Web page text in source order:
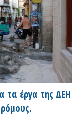
τα έργα της ΔΕΗ